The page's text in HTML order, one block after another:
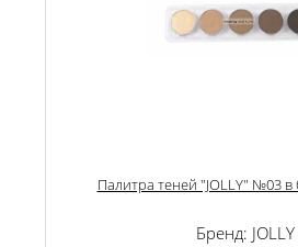
Палитра теней "JOLLY" №03 в
Бренд: JOLLY